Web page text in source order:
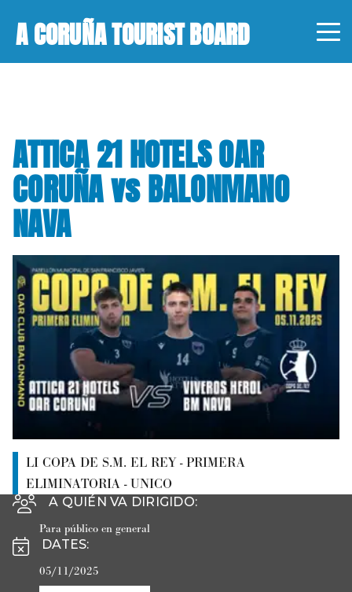
A CORUÑA TOURIST BOARD
ATTICA 21 HOTELS OAR
CORUÑA vs BALONMANO
NAVA
LI COPA DE S.M. EL REY - PRIMERA
ELIMINATORIA - UNICO
A QUIÉN VA DIRIGIDO:
Para público en general
DATES:
05/11/2025